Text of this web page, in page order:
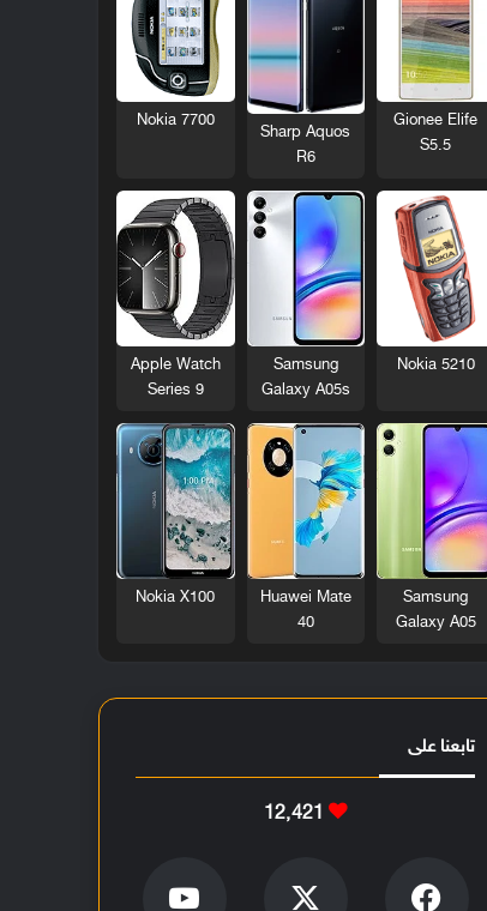
Gionee Elife
S5.5
Sharp Aquos
R6
Nokia 7700
Nokia 5210
Samsung
Galaxy A05s
Apple Watch
Series 9
Samsung
Galaxy A05
Huawei Mate
40
Nokia X100
تابعنا على
12٬421